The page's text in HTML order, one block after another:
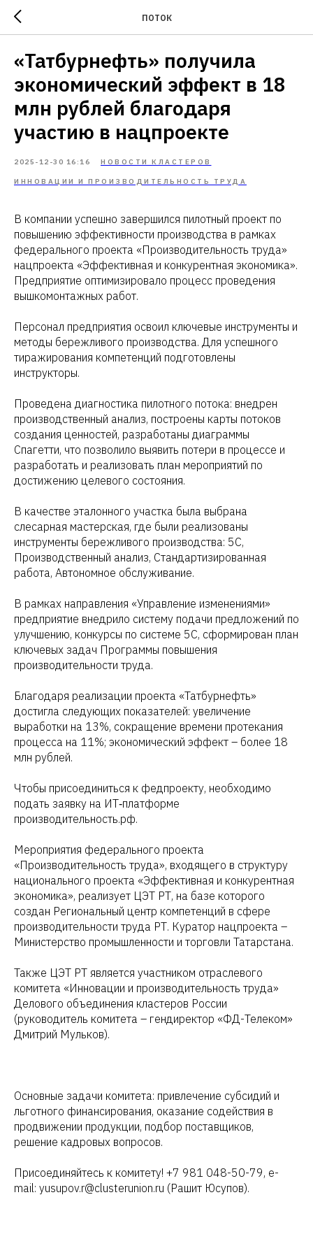
ПОТОК
«Татбурнефть» получила
экономический эффект в 18
млн рублей благодаря
участию в нацпроекте
2025-12-30 16:16 НОВОСТИ КЛАСТЕРОВ
ИННОВАЦИИ И ПРОИЗВОДИТЕЛЬНОСТЬ ТРУДА
В компании успешно завершился пилотный проект по
повышению эффективности производства в рамках
федерального проекта «Производительность труда»
нацпроекта «Эффективная и конкурентная экономика».
Предприятие оптимизировало процесс проведения
вышкомонтажных работ.
Персонал предприятия освоил ключевые инструменты и
методы бережливого производства. Для успешного
тиражирования компетенций подготовлены
инструкторы.
Проведена диагностика пилотного потока: внедрен
производственный анализ, построены карты потоков
создания ценностей, разработаны диаграммы
Спагетти, что позволило выявить потери в процессе и
разработать и реализовать план мероприятий по
достижению целевого состояния.
В качестве эталонного участка была выбрана
слесарная мастерская, где были реализованы
инструменты бережливого производства: 5С,
Производственный анализ, Стандартизированная
работа, Автономное обслуживание.
В рамках направления «Управление изменениями»
предприятие внедрило систему подачи предложений по
улучшению, конкурсы по системе 5С, сформирован план
ключевых задач Программы повышения
производительности труда.
Благодаря реализации проекта «Татбурнефть»
достигла следующих показателей: увеличение
выработки на 13%, сокращение времени протекания
процесса на 11%; экономический эффект – более 18
млн рублей.
Чтобы присоединиться к федпроекту, необходимо
подать заявку на ИТ‑платформе
производительность.рф.
Мероприятия федерального проекта
«Производительность труда», входящего в структуру
национального проекта «Эффективная и конкурентная
экономика», реализует ЦЭТ РТ, на базе которого
создан Региональный центр компетенций в сфере
производительности труда РТ. Куратор нацпроекта –
Министерство промышленности и торговли Татарстана.
Также ЦЭТ РТ является участником отраслевого
комитета «Инновации и производительность труда»
Делового объединения кластеров России
(руководитель комитета – гендиректор «ФД-Телеком»
Дмитрий Мульков).
Основные задачи комитета: привлечение субсидий и
льготного финансирования, оказание содействия в
продвижении продукции, подбор поставщиков,
решение кадровых вопросов.
Присоединяйтесь к комитету! +7 981 048-50-79, e-
mail: yusupov.r@clusterunion.ru (Рашит Юсупов).